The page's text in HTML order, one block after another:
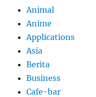
Animal
Anime
Applications
Asia
Berita
Business
Cafe-bar